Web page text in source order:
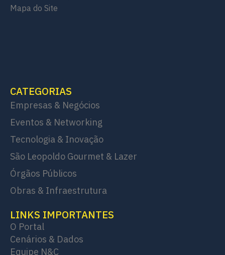
Mapa do Site
CATEGORIAS
Empresas & Negócios
Eventos & Networking
Tecnologia & Inovação
São Leopoldo Gourmet & Lazer
Órgãos Públicos
Obras & Infraestrutura
LINKS IMPORTANTES
O Portal
Cenários & Dados
Equipe N&C